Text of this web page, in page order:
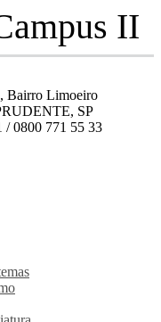
II
Bairro Limoeiro
SP
/ 0800 771 55 33